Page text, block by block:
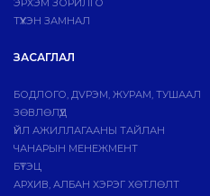
ЭРХЭМ ЗОРИЛГО
ТҮҮХЭН ЗАМНАЛ
ЗАСАГЛАЛ
БОДЛОГО, ДVРЭМ, ЖУРАМ, ТУШААЛ
ЗӨВЛӨЛҮҮД
ҮЙЛ АЖИЛЛАГААНЫ ТАЙЛАН
ЧАНАРЫН МЕНЕЖМЕНТ
БҮТЭЦ
АРХИВ, АЛБАН ХЭРЭГ ХӨТЛӨЛТ